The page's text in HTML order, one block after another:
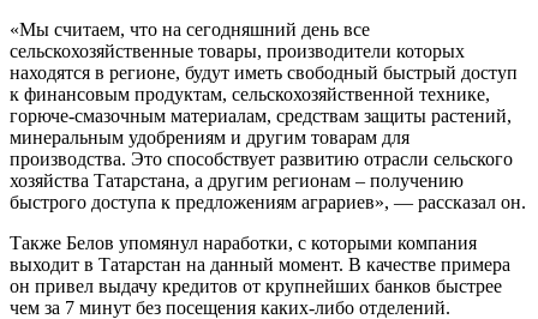
«Мы считаем, что на сегодняшний день все
сельскохозяйственные товары, производители которых
находятся в регионе, будут иметь свободный быстрый доступ
к финансовым продуктам, сельскохозяйственной технике,
горюче-смазочным материалам, средствам защиты растений,
минеральным удобрениям и другим товарам для
производства. Это способствует развитию отрасли сельского
хозяйства Татарстана, а другим регионам – получению
быстрого доступа к предложениям аграриев», — рассказал он.
Также Белов упомянул наработки, с которыми компания
выходит в Татарстан на данный момент. В качестве примера
он привел выдачу кредитов от крупнейших банков быстрее
чем за 7 минут без посещения каких-либо отделений.